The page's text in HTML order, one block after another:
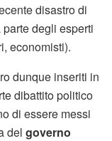
disastro di
degli esperti
economisti).
dunque inseriti in
dibattito politico
di essere messi
del governo